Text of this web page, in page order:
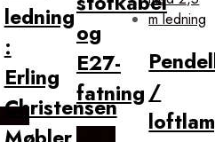
ledning
:
Erling
Christensen
og
E27-
fatning/